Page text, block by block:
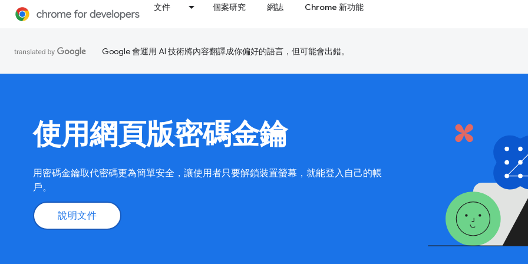
文件 個案研究 網誌 Chrome 新功能
Google 會運用 AI 技術將內容翻譯成你偏好的語言，但可能會出錯。
使用網頁版密碼金鑰
用密碼金鑰取代密碼更為簡單安全，讓使用者只要解鎖裝置螢幕，就能登入自己的帳
戶。
說明文件